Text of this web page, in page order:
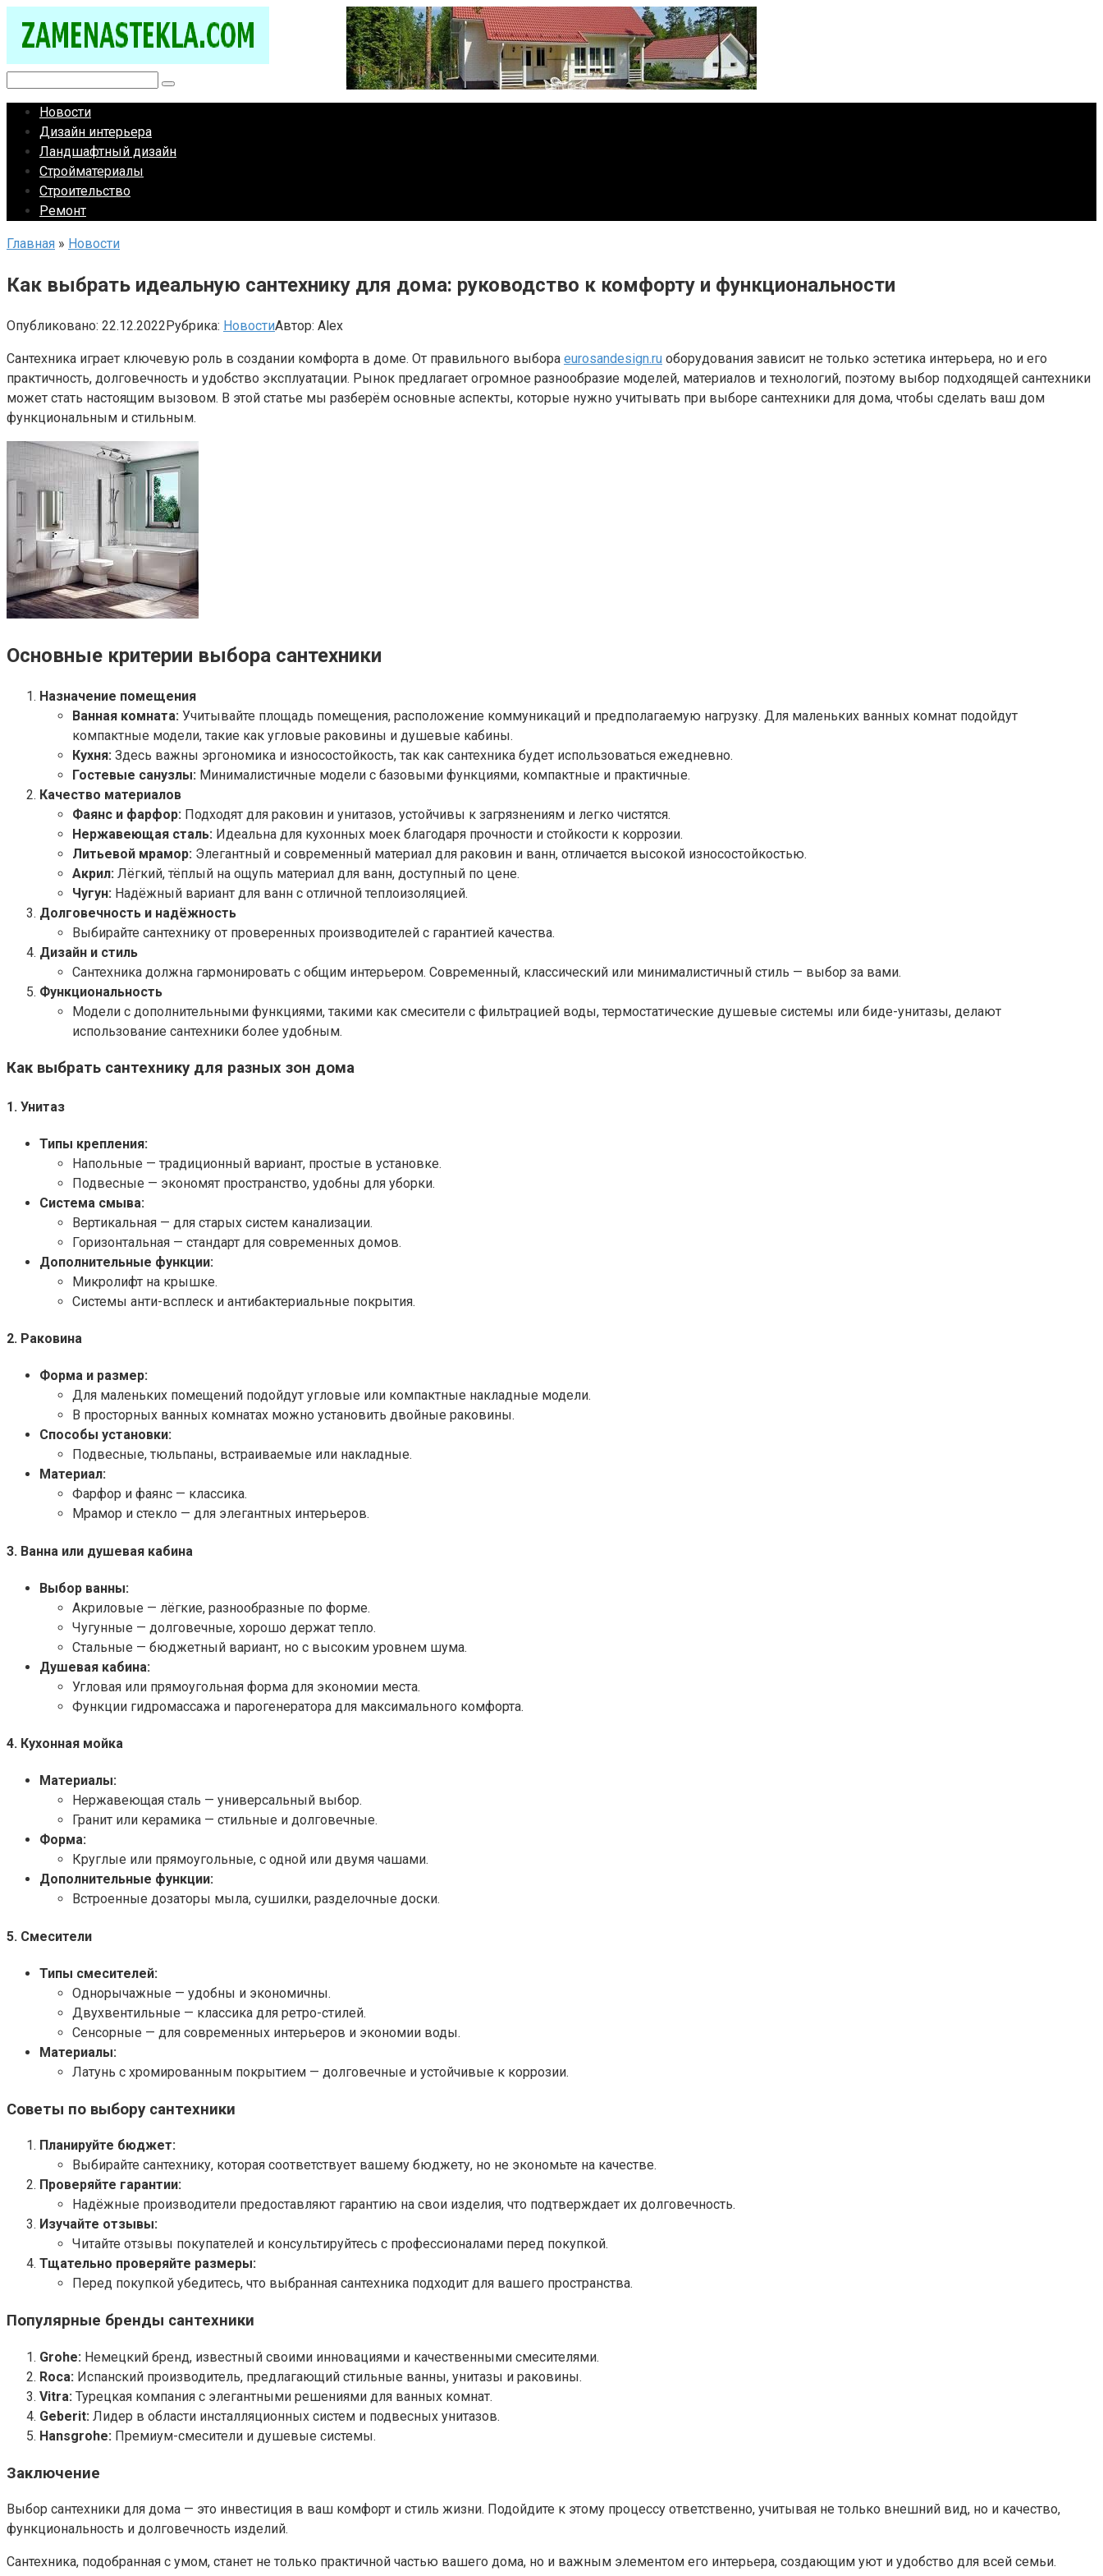
Новости
Дизайн интерьера
Ландшафтный дизайн
Стройматериалы
Строительство
Ремонт
Главная » Новости
Как выбрать идеальную сантехнику для дома: руководство к комфорту и функциональности
Опубликовано: 22.12.2022Рубрика: НовостиАвтор: Alex
Сантехника играет ключевую роль в создании комфорта в доме. От правильного выбора eurosandesign.ru оборудования зависит не только эстетика интерьера, но и его
практичность, долговечность и удобство эксплуатации. Рынок предлагает огромное разнообразие моделей, материалов и технологий, поэтому выбор подходящей сантехники
может стать настоящим вызовом. В этой статье мы разберём основные аспекты, которые нужно учитывать при выборе сантехники для дома, чтобы сделать ваш дом
функциональным и стильным.
Основные критерии выбора сантехники
Назначение помещения
Ванная комната: Учитывайте площадь помещения, расположение коммуникаций и предполагаемую нагрузку. Для маленьких ванных комнат подойдут
компактные модели, такие как угловые раковины и душевые кабины.
Кухня: Здесь важны эргономика и износостойкость, так как сантехника будет использоваться ежедневно.
Гостевые санузлы: Минималистичные модели с базовыми функциями, компактные и практичные.
Качество материалов
Фаянс и фарфор: Подходят для раковин и унитазов, устойчивы к загрязнениям и легко чистятся.
Нержавеющая сталь: Идеальна для кухонных моек благодаря прочности и стойкости к коррозии.
Литьевой мрамор: Элегантный и современный материал для раковин и ванн, отличается высокой износостойкостью.
Акрил: Лёгкий, тёплый на ощупь материал для ванн, доступный по цене.
Чугун: Надёжный вариант для ванн с отличной теплоизоляцией.
Долговечность и надёжность
Выбирайте сантехнику от проверенных производителей с гарантией качества.
Дизайн и стиль
Сантехника должна гармонировать с общим интерьером. Современный, классический или минималистичный стиль — выбор за вами.
Функциональность
Модели с дополнительными функциями, такими как смесители с фильтрацией воды, термостатические душевые системы или биде-унитазы, делают
использование сантехники более удобным.
Как выбрать сантехнику для разных зон дома
1. Унитаз
Типы крепления:
Напольные — традиционный вариант, простые в установке.
Подвесные — экономят пространство, удобны для уборки.
Система смыва:
Вертикальная — для старых систем канализации.
Горизонтальная — стандарт для современных домов.
Дополнительные функции:
Микролифт на крышке.
Системы анти-всплеск и антибактериальные покрытия.
2. Раковина
Форма и размер:
Для маленьких помещений подойдут угловые или компактные накладные модели.
В просторных ванных комнатах можно установить двойные раковины.
Способы установки:
Подвесные, тюльпаны, встраиваемые или накладные.
Материал:
Фарфор и фаянс — классика.
Мрамор и стекло — для элегантных интерьеров.
3. Ванна или душевая кабина
Выбор ванны:
Акриловые — лёгкие, разнообразные по форме.
Чугунные — долговечные, хорошо держат тепло.
Стальные — бюджетный вариант, но с высоким уровнем шума.
Душевая кабина:
Угловая или прямоугольная форма для экономии места.
Функции гидромассажа и парогенератора для максимального комфорта.
4. Кухонная мойка
Материалы:
Нержавеющая сталь — универсальный выбор.
Гранит или керамика — стильные и долговечные.
Форма:
Круглые или прямоугольные, с одной или двумя чашами.
Дополнительные функции:
Встроенные дозаторы мыла, сушилки, разделочные доски.
5. Смесители
Типы смесителей:
Однорычажные — удобны и экономичны.
Двухвентильные — классика для ретро-стилей.
Сенсорные — для современных интерьеров и экономии воды.
Материалы:
Латунь с хромированным покрытием — долговечные и устойчивые к коррозии.
Советы по выбору сантехники
Планируйте бюджет:
Выбирайте сантехнику, которая соответствует вашему бюджету, но не экономьте на качестве.
Проверяйте гарантии:
Надёжные производители предоставляют гарантию на свои изделия, что подтверждает их долговечность.
Изучайте отзывы:
Читайте отзывы покупателей и консультируйтесь с профессионалами перед покупкой.
Тщательно проверяйте размеры:
Перед покупкой убедитесь, что выбранная сантехника подходит для вашего пространства.
Популярные бренды сантехники
Grohe: Немецкий бренд, известный своими инновациями и качественными смесителями.
Roca: Испанский производитель, предлагающий стильные ванны, унитазы и раковины.
Vitra: Турецкая компания с элегантными решениями для ванных комнат.
Geberit: Лидер в области инсталляционных систем и подвесных унитазов.
Hansgrohe: Премиум-смесители и душевые системы.
Заключение
Выбор сантехники для дома — это инвестиция в ваш комфорт и стиль жизни. Подойдите к этому процессу ответственно, учитывая не только внешний вид, но и качество,
функциональность и долговечность изделий.
Сантехника, подобранная с умом, станет не только практичной частью вашего дома, но и важным элементом его интерьера, создающим уют и удобство для всей семьи.